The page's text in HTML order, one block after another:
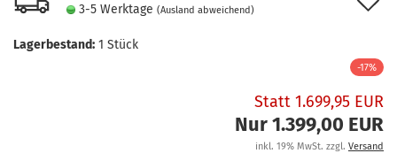
3-5 Werktage (Ausland abweichend)
Lagerbestand: 1 Stück
-17%
Statt 1.699,95 EUR
Nur 1.399,00 EUR
inkl. 19% MwSt. zzgl. Versand